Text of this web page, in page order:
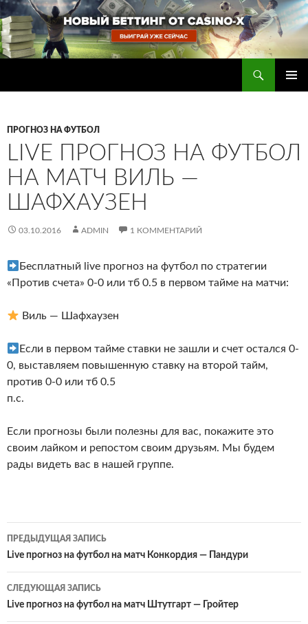
Перейти
к
содержимому
ПРОГНОЗ НА ФУТБОЛ
LIVE ПРОГНОЗ НА ФУТБОЛ
НА МАТЧ ВИЛЬ —
ШАФХАУЗЕН
03.10.2016 ADMIN 1 КОММЕНТАРИЙ
Бесплатный live прогноз на футбол по стратегии
«Против счета» 0-0 или тб 0.5 в первом тайме на матчи:
Виль — Шафхаузен
Если в первом тайме ставки не зашли и счет остался 0-
0, выставляем повышенную ставку на второй тайм,
против 0-0 или тб 0.5
п.с.
Если прогнозы были полезны для вас, покажите это
своим лайком и репостом своим друзьям. Мы будем
рады видеть вас в нашей группе.
Навигация
по
записям
ПРЕДЫДУЩАЯ ЗАПИСЬ
Live прогноз на футбол на матч Конкордия — Пандури
СЛЕДУЮЩАЯ ЗАПИСЬ
Live прогноз на футбол на матч Штутгарт — Гройтер